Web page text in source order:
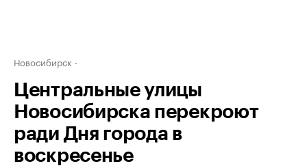
Новосибирск
Центральные улицы
Новосибирска перекроют
ради Дня города в
воскресенье